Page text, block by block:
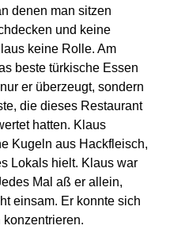
denen man sitzen
und keine
keine Rolle. Am
beste türkische Essen
er überzeugt, sondern
die dieses Restaurant
hatten. Klaus
Kugeln aus Hackfleisch,
Lokals hielt. Klaus war
Mal aß er allein,
einsam. Er konnte sich